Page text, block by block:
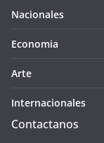
Nacionales
Economia
Arte
Internacionales
Contactanos